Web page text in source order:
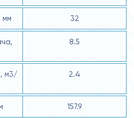
мм 32
8.5
м3/
2.4
157.9